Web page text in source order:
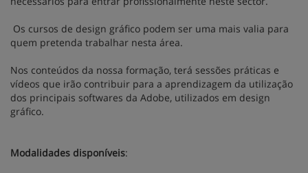
Os cursos de design gráfico podem ser uma mais valia para
quem pretenda trabalhar nesta área.
Nos conteúdos da nossa formação, terá sessões práticas e
vídeos que irão contribuir para a aprendizagem da utilização
dos principais softwares da Adobe, utilizados em design
gráfico.
Modalidades disponíveis: